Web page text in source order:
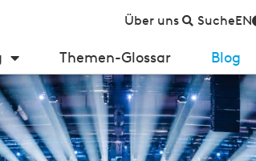
Über uns SucheEN
Themen-Glossar Blog